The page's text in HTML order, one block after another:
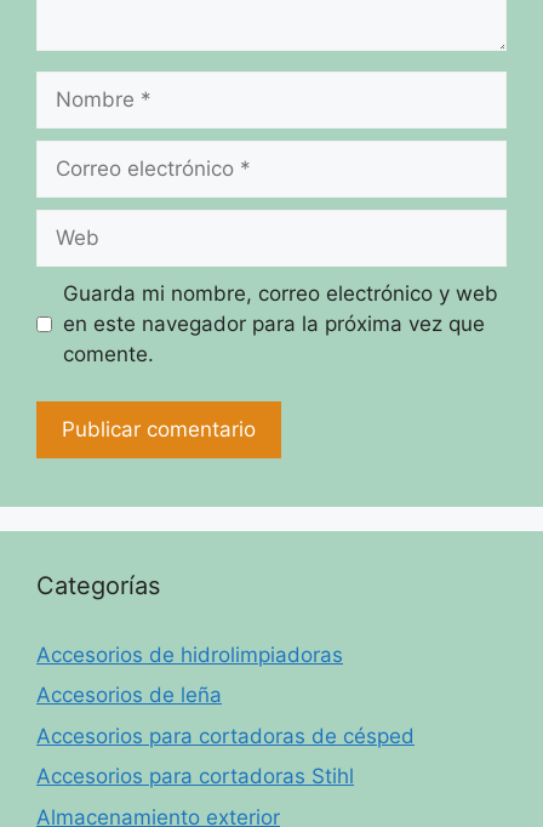
Nombre
Correo
Web
Guarda mi nombre, correo electrónico y web
en este navegador para la próxima vez que
comente.
Categorías
Accesorios de hidrolimpiadoras
Accesorios de leña
Accesorios para cortadoras de césped
Accesorios para cortadoras Stihl
Almacenamiento exterior